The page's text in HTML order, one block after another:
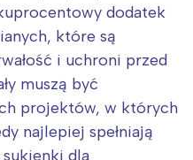
dodatek
które są
i uchroni przed
muszą być
projektów, w których
najlepiej spełniają
dla